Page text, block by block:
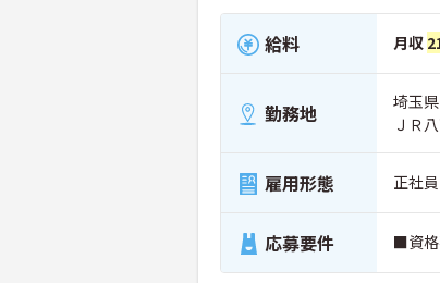
給料 月収
勤務地
埼玉
ＪＲ
雇用形態 正社
応募要件 ■資格